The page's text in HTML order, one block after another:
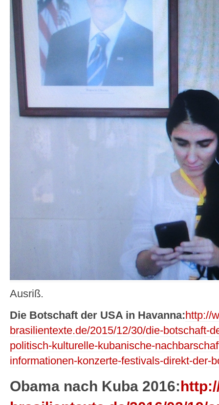
Ausriß.
Die Botschaft der USA in Havanna:http://
brasilientexte.de/2015/12/30/die-botschaft-
politisch-kulturelle-kubanische-
informationen-konzerte-festivals-direkt-der-
Obama nach Kuba 2016: